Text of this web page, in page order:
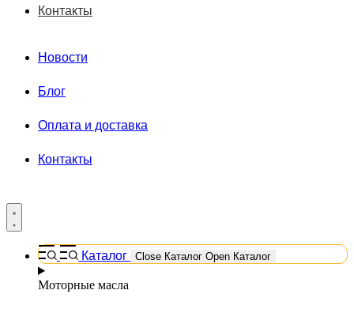
Контакты
Новости
Блог
Оплата и доставка
Контакты
Каталог Close Каталог Open Каталог
Моторные масла